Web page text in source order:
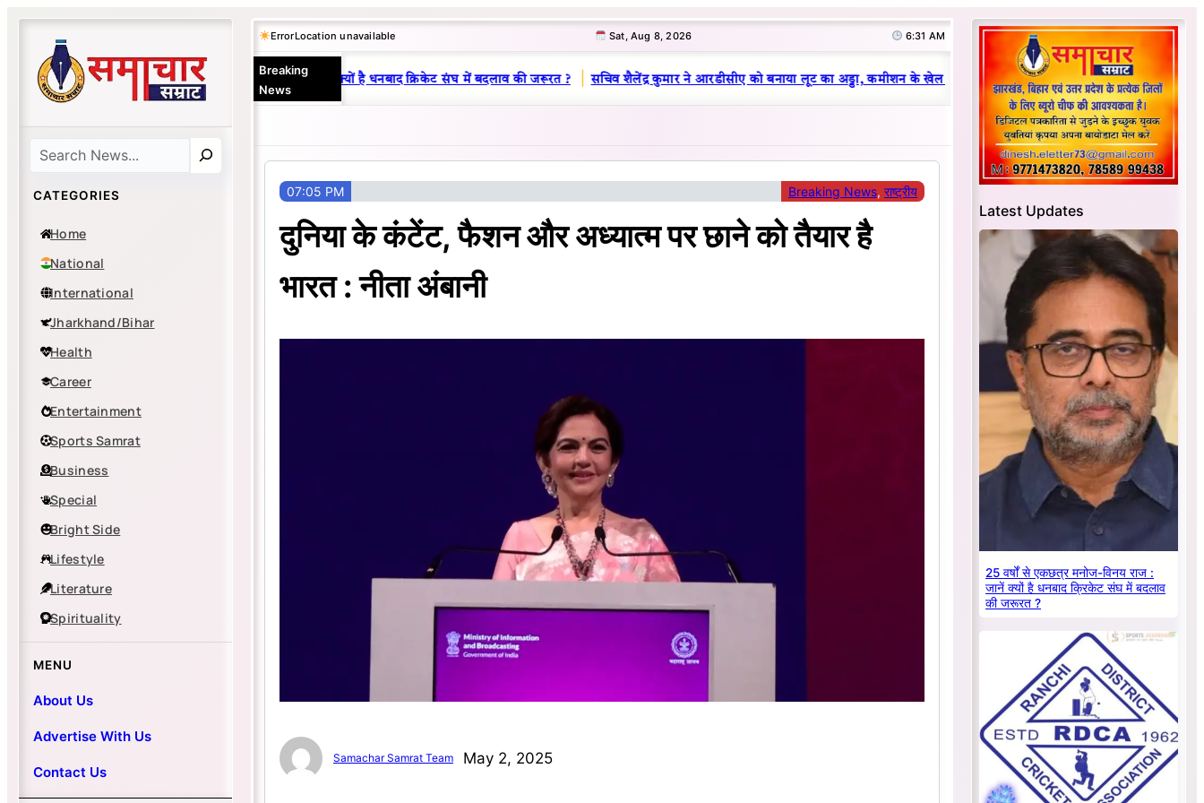
Skip
content
Search
CATEGORIES
Home
National
International
Jharkhand/Bihar
Health
Career
Entertainment
Sports Samrat
Business
Special
Bright Side
Lifestyle
Literature
Spirituality
MENU
About Us
Advertise With Us
Contact Us
ErrorLocation unavailable Sat, Aug 8, 2026 6:31 AM
Breaking
News
25 वर्षों से एकछत्र मनोज-विनय राज : जानें क्यों है धनबाद क्रिकेट संघ में बदलाव की जरूरत ? | सचिव शैलेंद्र कुमार ने आरडीसीए को बनाया लूट का अड्डा, कमीशन के खेल का हुआ भंडाफोड़ | धनबाद क्रिकेट संघ में परिवारवाद
07:05 PM Breaking News, राष्ट्रीय
दुनिया के कंटेंट, फैशन और अध्यात्म पर छाने को तैयार है
भारत : नीता अंबानी
Samachar Samrat Team May 2, 2025
Latest Updates
25 वर्षों से एकछत्र मनोज-विनय राज :
जानें क्यों है धनबाद क्रिकेट संघ में बदलाव
की जरूरत ?